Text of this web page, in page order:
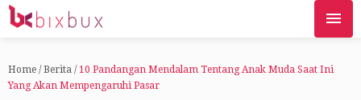
Home / Berita / 10 Pandangan Mendalam Tentang Anak Muda Saat Ini
Yang Akan Mempengaruhi Pasar